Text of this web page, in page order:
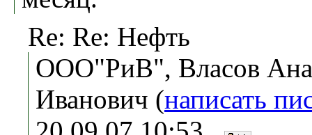
Re: Re: Нефть
ООО"РиВ", Власов
Иванович (написать